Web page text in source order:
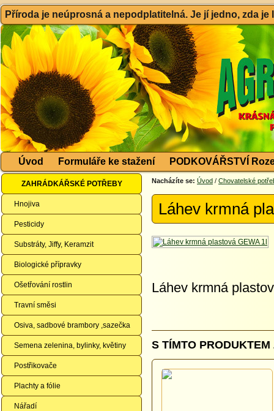
Příroda je neúprosná a nepodplatitelná. Je jí jedno, zda
Úvod Formuláře ke stažení PODKOVÁŘSTVÍ
ZAHRÁDKÁŘSKÉ POTŘEBY
Hnojiva
Pesticidy
Substráty, Jiffy, Keramzit
Biologické přípravky
Ošetřování rostlin
Travní směsi
Osiva, sadbové brambory ,sazečka
Semena zelenina, bylinky, květiny
Postřikovače
Plachty a fólie
Nářadí
Nacházíte se: Úvod / Chovatelské
Láhev krmná
Láhev krmná
S TÍMTO